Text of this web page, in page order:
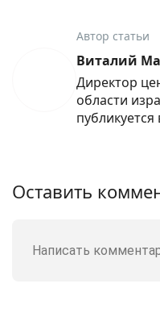
Автор статьи
Виталий
Директор
области
Оставить